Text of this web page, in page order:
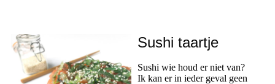
Sushi taartje
Sushi wie houd er niet van?
Ik kan er in ieder geval geen